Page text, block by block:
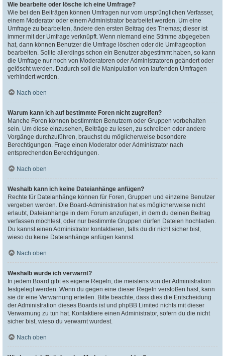
Wie bearbeite oder lösche ich eine Umfrage?
Wie bei den Beiträgen können Umfragen nur vom ursprünglichen Verfasser,
einem Moderator oder einem Administrator bearbeitet werden. Um eine
Umfrage zu bearbeiten, ändere den ersten Beitrag des Themas; dieser ist
immer mit der Umfrage verknüpft. Wenn niemand eine Stimme abgegeben
hat, dann können Benutzer die Umfrage löschen oder die Umfrageoption
bearbeiten. Sollte allerdings schon ein Benutzer abgestimmt haben, so kann
die Umfrage nur noch von Moderatoren oder Administratoren geändert oder
gelöscht werden. Dadurch soll die Manipulation von laufenden Umfragen
verhindert werden.
Nach oben
Warum kann ich auf bestimmte Foren nicht zugreifen?
Manche Foren können bestimmten Benutzern oder Gruppen vorbehalten
sein. Um diese einzusehen, Beiträge zu lesen, zu schreiben oder andere
Vorgänge durchzuführen, brauchst du möglicherweise besondere
Berechtigungen. Frage einen Moderator oder Administrator nach
entsprechenden Berechtigungen.
Nach oben
Weshalb kann ich keine Dateianhänge anfügen?
Rechte für Dateianhänge können für Foren, Gruppen und einzelne Benutzer
vergeben werden. Die Board-Administration hat es möglicherweise nicht
erlaubt, Dateianhänge in dem Forum anzufügen, in dem du deinen Beitrag
verfassen möchtest, oder nur bestimmte Gruppen dürfen Dateien hochladen.
Du kannst einen Administrator kontaktieren, falls du dir nicht sicher bist,
wieso du keine Dateianhänge anfügen kannst.
Nach oben
Weshalb wurde ich verwarnt?
In jedem Board gibt es eigene Regeln, die meistens von der Administration
festgelegt werden. Wenn du gegen eine dieser Regeln verstoßen hast, kann
sie dir eine Verwarnung erteilen. Bitte beachte, dass dies die Entscheidung
der Administration dieses Boards ist und phpBB Limited nichts mit dieser
Verwarnung zu tun hat. Kontaktiere einen Administrator, sofern du die nicht
sicher bist, wieso du verwarnt wurdest.
Nach oben